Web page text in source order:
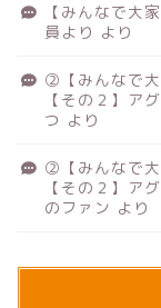
【みんなで大
員より より
②【みんなで大
【その２】ア
つ より
②【みんなで大
【その２】ア
のファン より